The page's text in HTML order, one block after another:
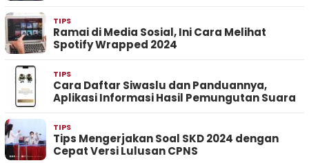
TIPS
Ramai di Media Sosial, Ini Cara Melihat
Spotify Wrapped 2024
TIPS
Cara Daftar Siwaslu dan Panduannya,
Aplikasi Informasi Hasil Pemungutan Suara
TIPS
Tips Mengerjakan Soal SKD 2024 dengan
Cepat Versi Lulusan CPNS